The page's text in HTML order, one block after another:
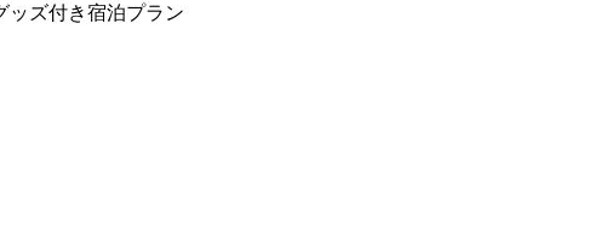
ッズ付き宿泊プラン